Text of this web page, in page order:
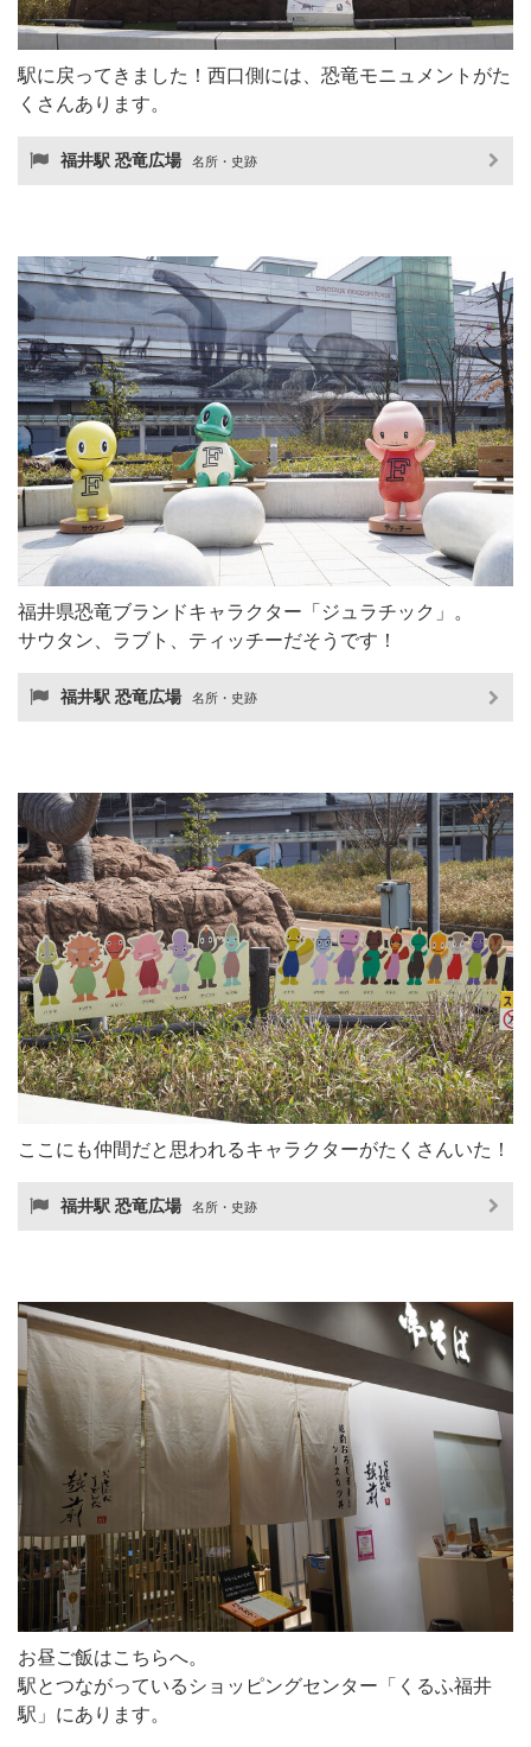
駅に戻ってきました！西口側には、恐竜モニュメントがた
くさんあります。
福井駅 恐竜広場 名所・史跡
福井県恐竜ブランドキャラクター「ジュラチック」。
サウタン、ラブト、ティッチーだそうです！
福井駅 恐竜広場 名所・史跡
ここにも仲間だと思われるキャラクターがたくさんいた！
福井駅 恐竜広場 名所・史跡
お昼ご飯はこちらへ。
駅とつながっているショッピングセンター「くるふ福井
駅」にあります。